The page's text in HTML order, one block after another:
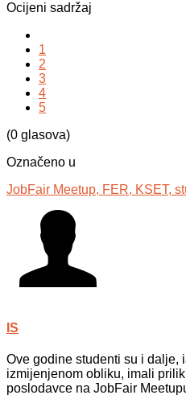
Ocijeni sadržaj
1
2
3
4
5
(0 glasova)
Označeno u
JobFair Meetup, FER, KSET,
IS
Ove godine studenti su i dalje,
izmijenjenom obliku, imali
poslodavce na JobFair